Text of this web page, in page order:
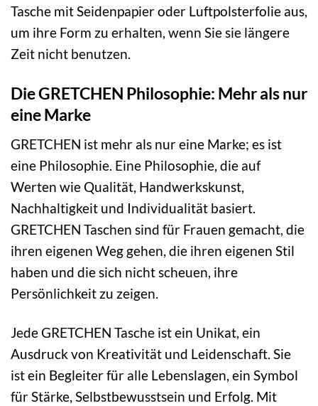
Tasche mit Seidenpapier oder Luftpolsterfolie aus,
um ihre Form zu erhalten, wenn Sie sie längere
Zeit nicht benutzen.
Die GRETCHEN Philosophie: Mehr als nur
eine Marke
GRETCHEN ist mehr als nur eine Marke; es ist
eine Philosophie. Eine Philosophie, die auf
Werten wie Qualität, Handwerkskunst,
Nachhaltigkeit und Individualität basiert.
GRETCHEN Taschen sind für Frauen gemacht, die
ihren eigenen Weg gehen, die ihren eigenen Stil
haben und die sich nicht scheuen, ihre
Persönlichkeit zu zeigen.
Jede GRETCHEN Tasche ist ein Unikat, ein
Ausdruck von Kreativität und Leidenschaft. Sie
ist ein Begleiter für alle Lebenslagen, ein Symbol
für Stärke, Selbstbewusstsein und Erfolg. Mit